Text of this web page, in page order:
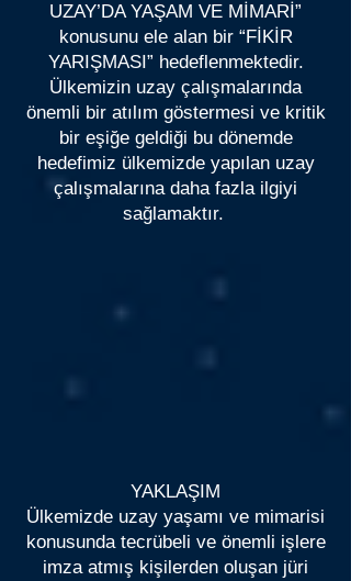
UZAY’DA YAŞAM VE MİMARİ”
konusunu ele alan bir “FİKİR
YARIŞMASI” hedeflenmektedir.
Ülkemizin uzay çalışmalarında
önemli bir atılım göstermesi ve kritik
bir eşiğe geldiği bu dönemde
hedefimiz ülkemizde yapılan uzay
çalışmalarına daha fazla ilgiyi
sağlamaktır.
YAKLAŞIM
Ülkemizde uzay yaşamı ve mimarisi
konusunda tecrübeli ve önemli işlere
imza atmış kişilerden oluşan jüri